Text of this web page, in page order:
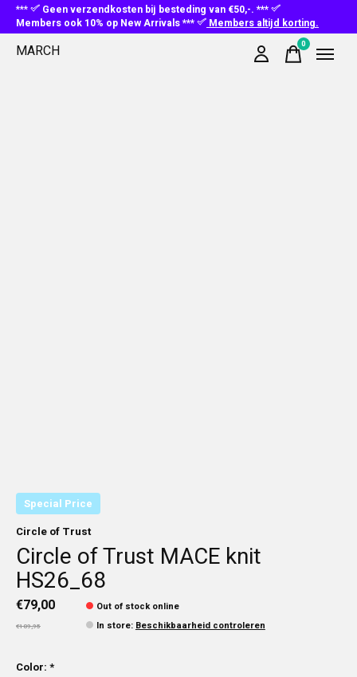
***
Geen verzendkosten bij besteding van €50,-. ***
Members ook 10% op New Arrivals ***
Members altijd korting.
MARCH 0items
Special Price
Circle of Trust
Circle of Trust MACE knit
HS26_68
€79,00
€109,95
Out of stock online
In store: Beschikbaarheid controleren
Color: *